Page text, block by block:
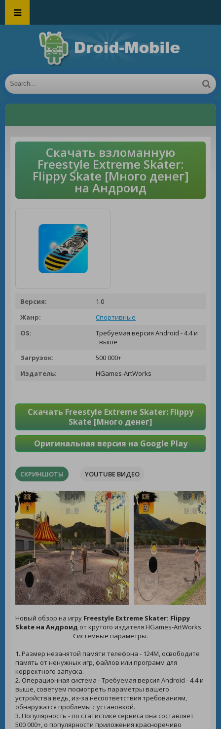
Скачать взломанную
Freestyle Extreme Skater:
Flippy Skate [Много денег]
на Андроид
Версия:
1.0
Жанр:
Спортивные
OS:
Требуемая версия Android - 4.4 и
выше
Загрузок:
500 000+
Издатель:
HGames-ArtWorks
Скачать Freestyle Extreme Skater: Flippy
Skate [Много денег]
Оригинальная версия на Google Play
СКРИНШОТЫ YOUTUBE ВИДЕО
Новый обзор на игру Freestyle Extreme Skater: Flippy
Skate на Андроид от крутого издателя HGames-ArtWorks.
Системные параметры.
1. Размер незанятой памяти телефона - 124M, освободите
память от ненужных игр, файлов или программ для
корректного запуска.
2. Операционная система - Требуемая версия Android - 4.4 и
выше, советуем посмотреть параметры вашего
устройства ведь, из-за несоответствия требованиям,
обнаружатся проблемы с установкой.
3. Популярность - по статистике сервиса она составляет
500 000+, о популярности приложения красноречиво